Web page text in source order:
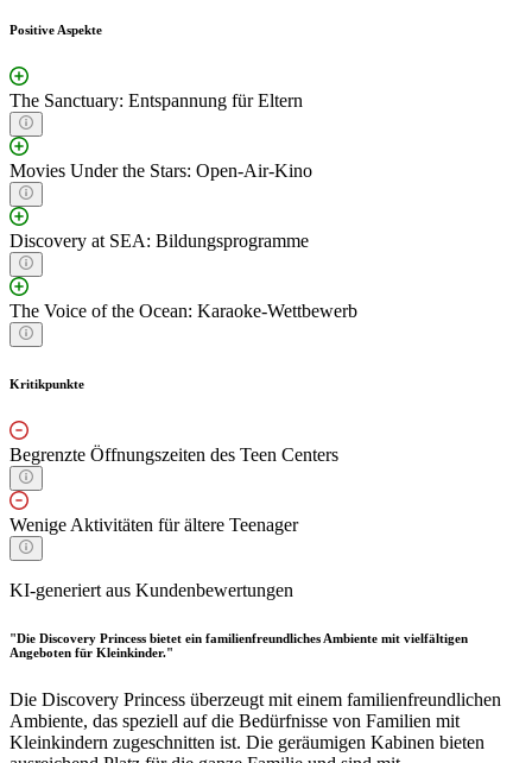
Positive Aspekte
The Sanctuary: Entspannung für Eltern
Movies Under the Stars: Open-Air-Kino
Discovery at SEA: Bildungsprogramme
The Voice of the Ocean: Karaoke-Wettbewerb
Kritikpunkte
Begrenzte Öffnungszeiten des Teen Centers
Wenige Aktivitäten für ältere Teenager
KI-generiert aus Kundenbewertungen
"Die Discovery Princess bietet ein familienfreundliches Ambiente mit vielfältigen
Angeboten für Kleinkinder."
Die Discovery Princess überzeugt mit einem familienfreundlichen
Ambiente, das speziell auf die Bedürfnisse von Familien mit
Kleinkindern zugeschnitten ist. Die geräumigen Kabinen bieten